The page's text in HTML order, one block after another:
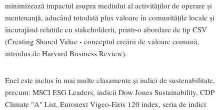
minimizează impactul asupra mediului al activităților de operare și
mentenanță, aducând totodată plus valoare în comunitățile locale și
încurajând relatiile cu stakeholderii, printr-o abordare de tip CSV
(Creating Shared Value - conceptul creării de valoare comună,
introdus de Harvard Business Review).
Enel este inclus în mai multe clasamente și indici de sustenabilitate,
precum: MSCI ESG Leaders, indicii Dow Jones Sustainability, CDP
Climate "A" List, Euronext Vigeo-Eiris 120 index, seria de indici